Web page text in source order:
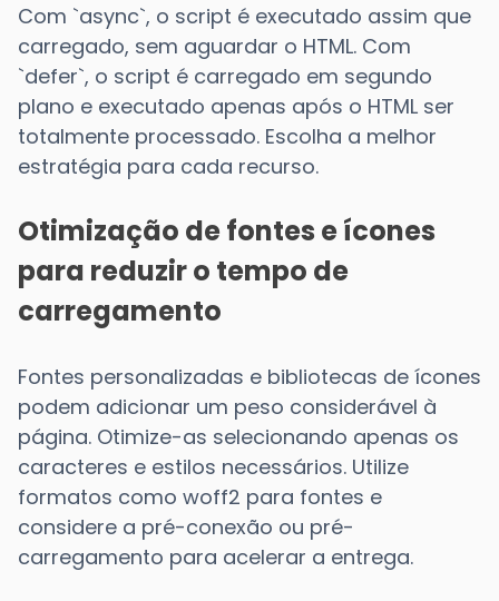
Com `async`, o script é executado assim que
carregado, sem aguardar o HTML. Com
`defer`, o script é carregado em segundo
plano e executado apenas após o HTML ser
totalmente processado. Escolha a melhor
estratégia para cada recurso.
Otimização de fontes e ícones
para reduzir o tempo de
carregamento
Fontes personalizadas e bibliotecas de ícones
podem adicionar um peso considerável à
página. Otimize-as selecionando apenas os
caracteres e estilos necessários. Utilize
formatos como woff2 para fontes e
considere a pré-conexão ou pré-
carregamento para acelerar a entrega.